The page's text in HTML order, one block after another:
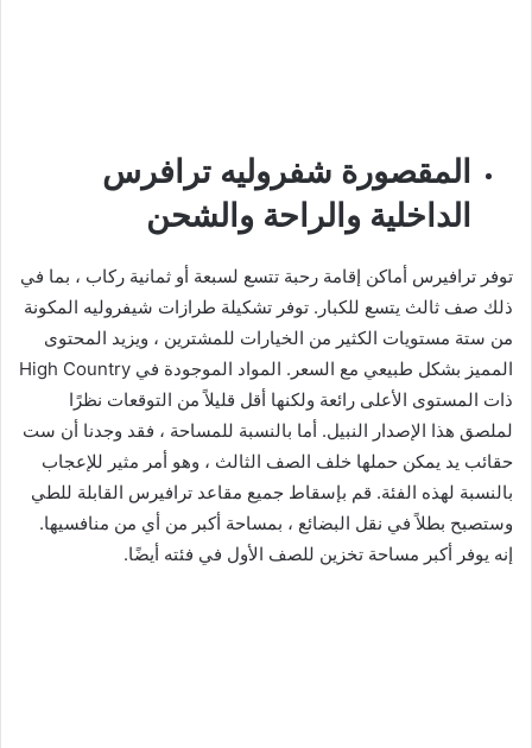
المقصورة شفروليه ترافرس
الداخلية والراحة والشحن
توفر ترافيرس أماكن إقامة رحبة تتسع لسبعة أو ثمانية ركاب ، بما في
ذلك صف ثالث يتسع للكبار. توفر تشكيلة طرازات شيفروليه المكونة
من ستة مستويات الكثير من الخيارات للمشترين ، ويزيد المحتوى
المميز بشكل طبيعي مع السعر. المواد الموجودة في High Country
ذات المستوى الأعلى رائعة ولكنها أقل قليلاً من التوقعات نظرًا
لملصق هذا الإصدار النبيل. أما بالنسبة للمساحة ، فقد وجدنا أن ست
حقائب يد يمكن حملها خلف الصف الثالث ، وهو أمر مثير للإعجاب
بالنسبة لهذه الفئة. قم بإسقاط جميع مقاعد ترافيرس القابلة للطي
وستصبح بطلاً في نقل البضائع ، بمساحة أكبر من أي من منافسيها.
إنه يوفر أكبر مساحة تخزين للصف الأول في فئته أيضًا.